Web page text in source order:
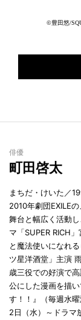
©豊田悠/
俳優
町田啓太
まちだ・けいた／
2010年劇団EXILE
舞台と幅広く活動
マ「SUPER RICH
と魔法使いになれ
ツ星洋酒堂」主演
歳三役での好演で
公にした漫画を描
す！！』（毎週水
2日（水）～ドラマ